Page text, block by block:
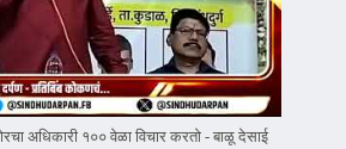
अधिकारी १०० वेळा विचार करतो - बाळू देसाई